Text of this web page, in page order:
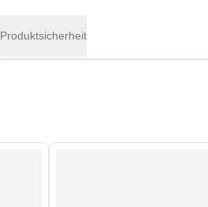
Produktsicherheit